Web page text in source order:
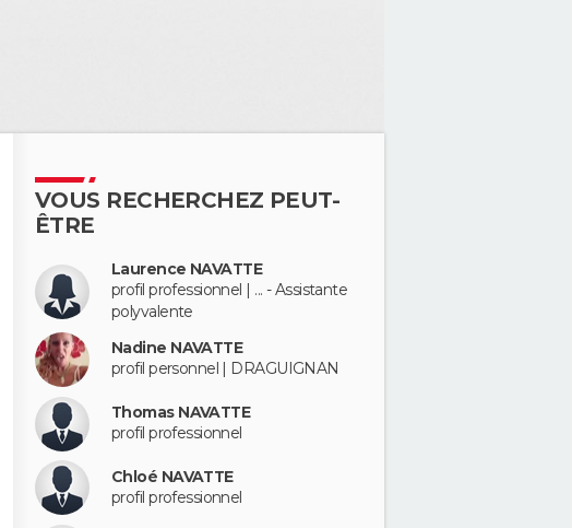
VOUS RECHERCHEZ PEUT-
ÊTRE
Laurence NAVATTE
profil professionnel | ... - Assistante
polyvalente
Nadine NAVATTE
profil personnel | DRAGUIGNAN
Thomas NAVATTE
profil professionnel
Chloé NAVATTE
profil professionnel